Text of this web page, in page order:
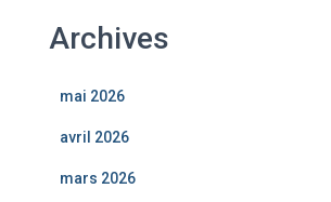
Archives
mai 2026
avril 2026
mars 2026